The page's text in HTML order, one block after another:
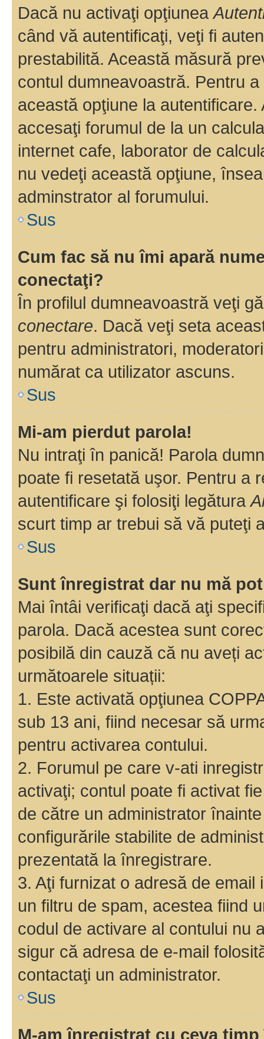
Dacă nu activaţi opţiunea
când vă autentificaţi, veţi fi
prestabilită. Această măsură
contul dumneavoastră. Pentru
această opţiune la
accesaţi forumul de la un
internet cafe, laborator de
nu vedeţi această opţiune,
adminstrator al forumului.
Sus
Cum fac să nu îmi apară
conectaţi?
În profilul dumneavoastră veţi
conectare. Dacă veţi seta
pentru administratori,
numărat ca utilizator ascuns.
Sus
Mi-am pierdut parola!
Nu intraţi în panică! Parola
poate fi resetată uşor. Pentru a
autentificare şi folosiţi legătura
scurt timp ar trebui să vă puteţi
Sus
Sunt înregistrat dar nu mă
Mai întâi verificaţi dacă aţi
parola. Dacă acestea sunt
posibilă din cauză că nu aveți
următoarele situații:
1. Este activată opţiunea
sub 13 ani, fiind necesar să
pentru activarea contului.
2. Forumul pe care v-ati
activaţi; contul poate fi activat
de către un administrator
configurările stabilite de
prezentată la înregistrare.
3. Aţi furnizat o adresă de
un filtru de spam, acestea fiind
codul de activare al contului nu
sigur că adresa de e-mail
contactaţi un administrator.
Sus
M-am înregistrat cu ceva